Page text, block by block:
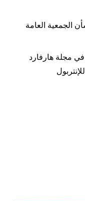
الجمعية العامة
مجلة هارفارد